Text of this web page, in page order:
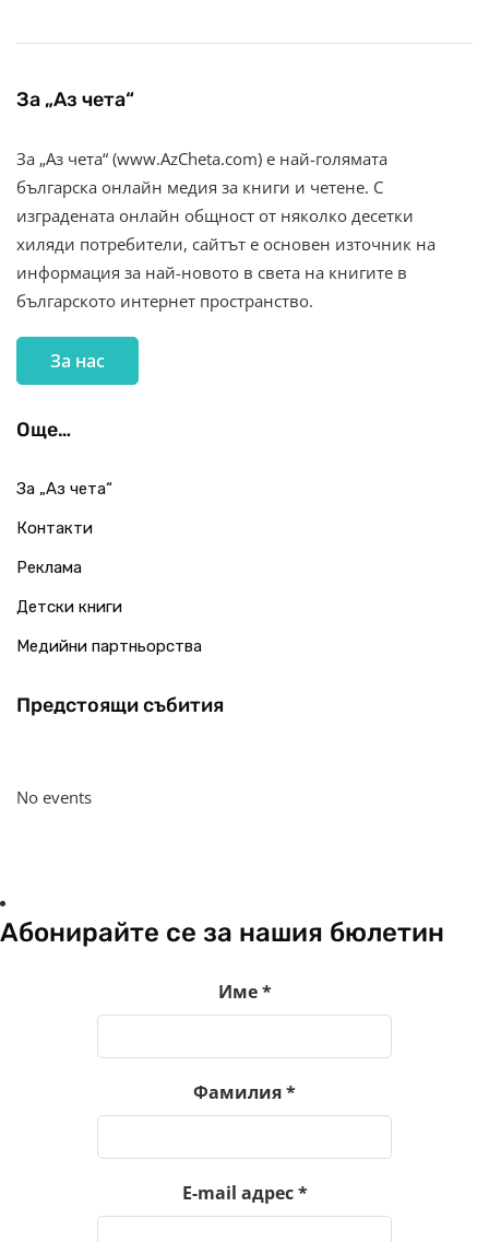
За „Аз чета“
За „Аз чета“ (www.AzCheta.com) е най-голямата
българска онлайн медия за книги и четене. С
изградената онлайн общност от няколко десетки
хиляди потребители, сайтът е основен източник на
информация за най-новото в света на книгите в
българското интернет пространство.
За нас
Още…
За „Аз чета“
Контакти
Реклама
Детски книги
Медийни партньорства
Предстоящи събития
No events
Абонирайте се за нашия бюлетин
Име*
Фамилия*
E-mail адрес*